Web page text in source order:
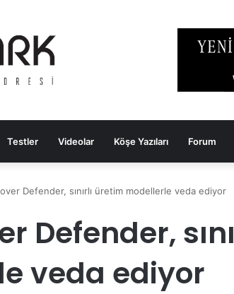
Testler Videolar Köşe Yazıları Forum
Defender, sınırlı üretim modellerle veda ediyor
Defender,
veda ediyor